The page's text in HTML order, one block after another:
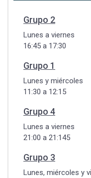
Grupo 2
Lunes a viernes
16:45 a 17:30
Grupo 1
Lunes y miércoles
11:30 a 12:15
Grupo 4
Lunes a viernes
21:00 a 21:145
Grupo 3
Lunes, miércoles y